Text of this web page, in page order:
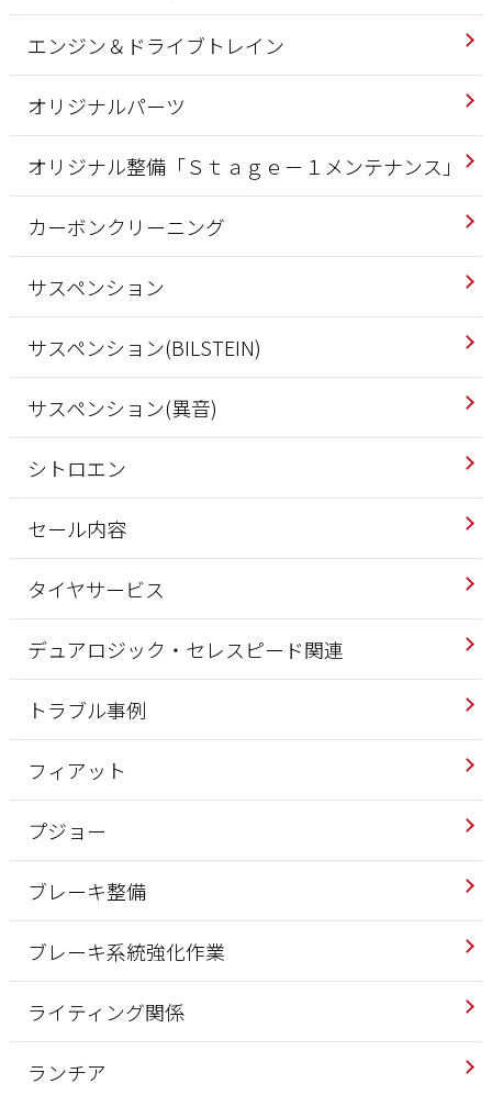
エンジン＆ドライブトレイン
オリジナルパーツ
オリジナル整備「Ｓｔａｇｅ－１メンテナンス」
カーボンクリーニング
サスペンション
サスペンション(BILSTEIN)
サスペンション(異音)
シトロエン
セール内容
タイヤサービス
デュアロジック・セレスピード関連
トラブル事例
フィアット
プジョー
ブレーキ整備
ブレーキ系統強化作業
ライティング関係
ランチア